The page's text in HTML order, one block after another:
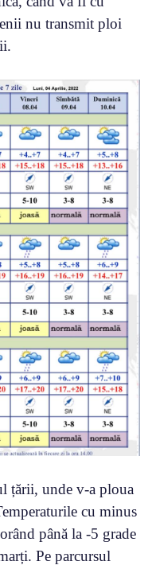
nu transmit ploi
țării, unde v-a ploua
cu minus
până la -5 grade
Pe parcursul